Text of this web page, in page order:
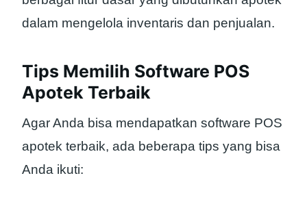
dalam mengelola inventaris dan penjualan.
Tips Memilih Software POS
Apotek Terbaik
Agar Anda bisa mendapatkan software POS
apotek terbaik, ada beberapa tips yang bisa
Anda ikuti: